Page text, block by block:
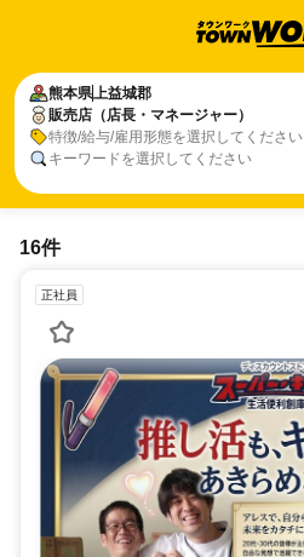
熊本県上益城郡
販売店（店長・マネージャー）
特徴/給与/雇用形態を選択してください
キーワードを選択してください
16件
正社員